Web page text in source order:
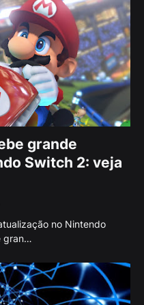
grande
Switch 2: veja
no Nintendo
gran…